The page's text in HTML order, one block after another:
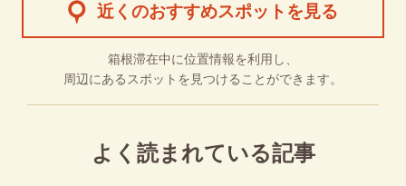
近くのおすすめスポットを見る
箱根滞在中に位置情報を利用し、
周辺にあるスポットを見つけることができます。
よく読まれている記事